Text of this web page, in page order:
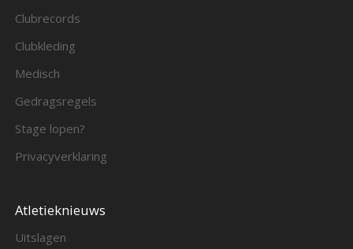
Clubrecords
Clubkleding
Medisch
Gedragsregels
Stage lopen?
Privacyverklaring
Atletieknieuws
Uitslagen